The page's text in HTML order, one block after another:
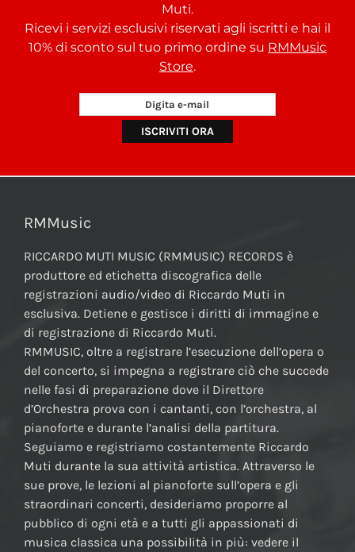
Muti.
Ricevi i servizi esclusivi riservati agli iscritti e hai il
10% di sconto sul tuo primo ordine su RMMusic
Store.
RMMusic
RICCARDO MUTI MUSIC (RMMUSIC) RECORDS è
produttore ed etichetta discografica delle
registrazioni audio/video di Riccardo Muti in
esclusiva. Detiene e gestisce i diritti di immagine e
di registrazione di Riccardo Muti.
RMMUSIC, oltre a registrare l’esecuzione dell’opera o
del concerto, si impegna a registrare ciò che succede
nelle fasi di preparazione dove il Direttore
d’Orchestra prova con i cantanti, con l’orchestra, al
pianoforte e durante l’analisi della partitura.
Seguiamo e registriamo costantemente Riccardo
Muti durante la sua attività artistica. Attraverso le
sue prove, le lezioni al pianoforte sull’opera e gli
straordinari concerti, desideriamo proporre al
pubblico di ogni età e a tutti gli appassionati di
musica classica una possibilità in più: vedere il